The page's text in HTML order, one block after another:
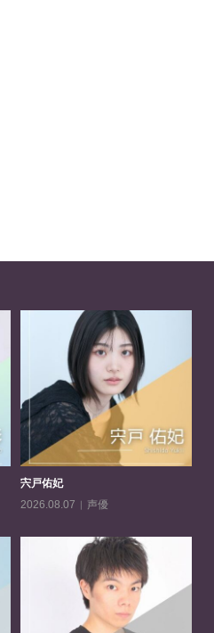
平田侑哉
2026.08.07
俳優,